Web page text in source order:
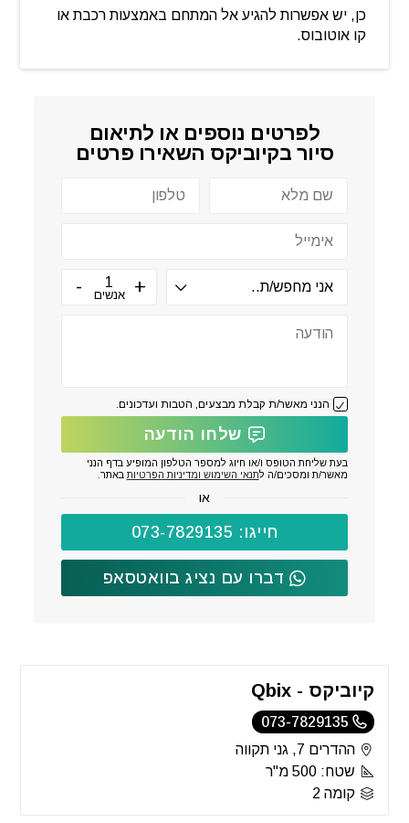
כן, יש אפשרות להגיע אל המתחם באמצעות רכבת או
קו אוטובוס.
לפרטים נוספים או לתיאום
סיור בקיוביקס השאירו פרטים
אנשים
הנני מאשר/ת קבלת מבצעים, הטבות ועדכונים.
שלחו הודעה
בעת שליחת הטופס ו/או חיוג למספר הטלפון המופיע בדף הנני
מאשר/ת ומסכים/ה לתנאי השימוש ומדיניות הפרטיות באתר.
או
חייגו: 073-7829135
דברו עם נציג בוואטסאפ
קיוביקס - Qbix
073-7829135
ההדרים 7, גני תקווה
שטח: 500 מ"ר
קומה 2